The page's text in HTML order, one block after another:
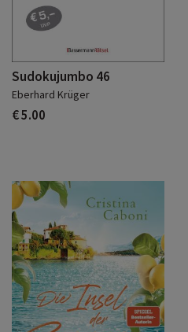
Sudokujumbo 46
Eberhard Krüger
€ 5.00